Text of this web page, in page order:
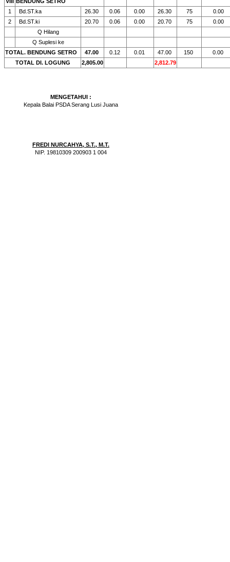
1
Bd.ST.ka 26.30 0.06 0.00 26.30 75
0.00
2
Bd.ST.ki 20.70 0.06 0.00 20.70 75
0.00
Q Hilang
Q Suplesi ke
TOTAL. BENDUNG SETRO
47.00 0.12 0.01 47.00 150
0.00
TOTAL DI. LOGUNG
2,805.00 2,812.79
MENGETAHUI :
Kepala Balai PSDA Serang Lusi Juana
FREDI NURCAHYA, S.T., M.T.
NIP. 19810309 200903 1 004